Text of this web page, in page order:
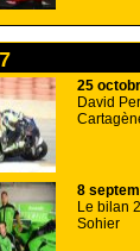
25
David
8
Le bilan
Sohier